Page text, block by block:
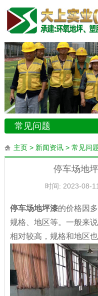
常见问题
主页> 新闻资讯> 常见问
停车场地
时间: 2023-08-
停车场地坪漆的价格因
规格、地区等。一般来
相对较高，规格和地区也